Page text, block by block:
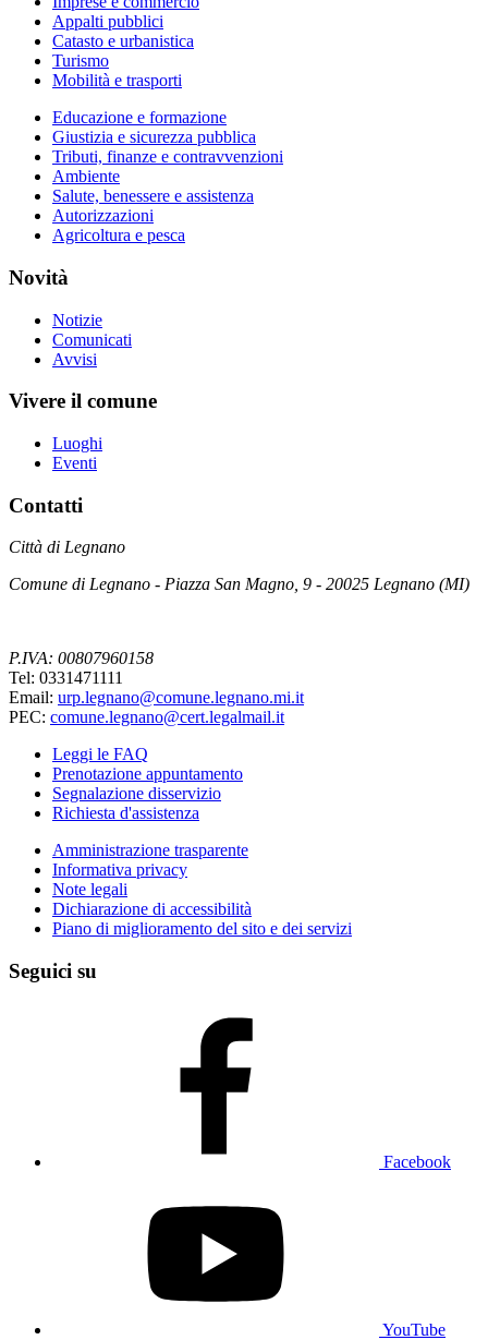
Appalti pubblici
Catasto e urbanistica
Turismo
Mobilità e trasporti
Educazione e formazione
Giustizia e sicurezza pubblica
Tributi, finanze e contravvenzioni
Ambiente
Salute, benessere e assistenza
Autorizzazioni
Agricoltura e pesca
Novità
Notizie
Comunicati
Avvisi
Vivere il comune
Luoghi
Eventi
Contatti
Città di Legnano
Comune di Legnano - Piazza San Magno, 9 - 20025 Legnano (MI)
P.IVA: 00807960158
Tel: 0331471111
Email: urp.legnano@comune.legnano.mi.it
PEC: comune.legnano@cert.legalmail.it
Leggi le FAQ
Prenotazione appuntamento
Segnalazione disservizio
Richiesta d'assistenza
Amministrazione trasparente
Informativa privacy
Note legali
Dichiarazione di accessibilità
Piano di miglioramento del sito e dei servizi
Seguici su
Facebook
YouTube